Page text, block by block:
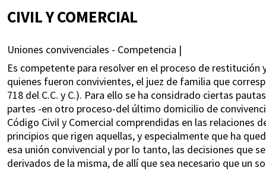
CIVIL Y COMERCIAL
Uniones convivenciales - Competencia |
Es competente para resolver en el proceso de
quienes fueron convivientes, el juez de familia que
718 del C.C. y C.). Para ello se ha considrado ciertas
partes -en otro proceso-del último domicilio de
Código Civil y Comercial comprendidas en las relaciones
principios que rigen aquellas, y especialmente que ha
esa unión convivencial y por lo tanto, las decisiones que
derivados de la misma, de allí que sea necesario que un